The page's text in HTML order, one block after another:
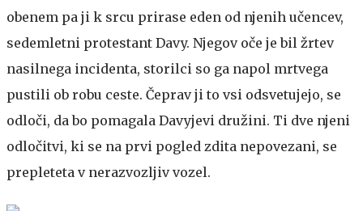
obenem pa ji k srcu prirase eden od njenih učencev,
sedemletni protestant Davy. Njegov oče je bil žrtev
nasilnega incidenta, storilci so ga napol mrtvega
pustili ob robu ceste. Čeprav ji to vsi odsvetujejo, se
odloči, da bo pomagala Davyjevi družini. Ti dve njeni
odločitvi, ki se na prvi pogled zdita nepovezani, se
prepleteta v nerazvozljiv vozel.